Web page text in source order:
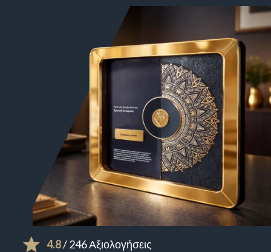
4.8/ 246 Αξιολογήσεις